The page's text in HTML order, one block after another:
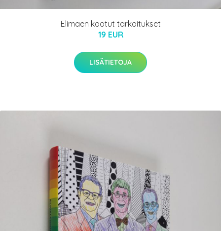
Elimäen kootut tarkoitukset
19 EUR
LISÄTIETOJA